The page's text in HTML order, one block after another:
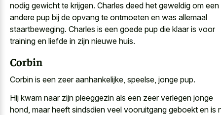
nodig gewicht te krijgen. Charles deed het geweldig om een
andere pup bij de opvang te ontmoeten en was allemaal
staartbeweging. Charles is een goede pup die klaar is voor
training en liefde in zijn nieuwe huis.
Corbin
Corbin is een zeer aanhankelijke, speelse, jonge pup.
Hij kwam naar zijn pleeggezin als een zeer verlegen jonge
hond, maar heeft sindsdien veel vooruitgang geboekt en is